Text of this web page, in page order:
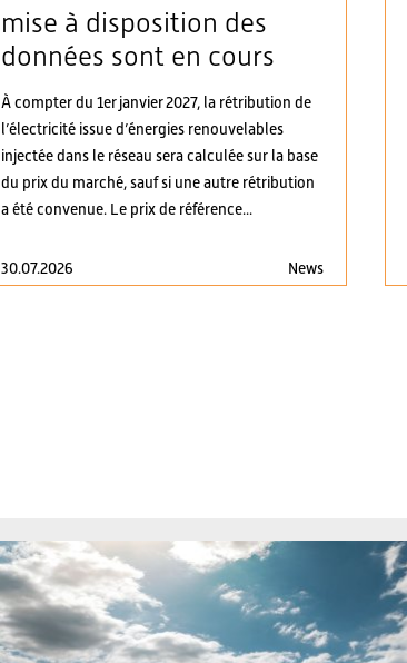
mise à disposition des
données sont en cours
À compter du 1er janvier 2027, la rétribution de
l’électricité issue d’énergies renouvelables
injectée dans le réseau sera calculée sur la base
du prix du marché, sauf si une autre rétribution
a été convenue. Le prix de référence...
30.07.2026 News